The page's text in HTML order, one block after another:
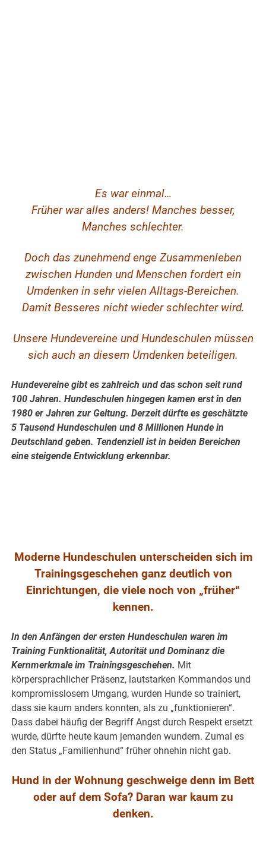
Es war einmal…
Früher war alles anders! Manches besser,
Manches schlechter.
Doch das zunehmend enge Zusammenleben
zwischen Hunden und Menschen fordert ein
Umdenken in sehr vielen Alltags-Bereichen.
Damit Besseres nicht wieder schlechter wird.
Unsere Hundevereine und Hundeschulen müssen
sich auch an diesem Umdenken beteiligen.
Hundevereine gibt es zahlreich und das schon seit rund
100 Jahren. Hundeschulen hingegen kamen erst in den
1980 er Jahren zur Geltung. Derzeit dürfte es geschätzte
5 Tausend Hundeschulen und 8 Millionen Hunde in
Deutschland geben. Tendenziell ist in beiden Bereichen
eine steigende Entwicklung erkennbar.
Moderne Hundeschulen unterscheiden sich im
Trainingsgeschehen ganz deutlich von
Einrichtungen, die viele noch von „früher“
kennen.
In den Anfängen der ersten Hundeschulen waren im
Training Funktionalität, Autorität und Dominanz die
Kernmerkmale im Trainingsgeschehen. Mit
körpersprachlicher Präsenz, lautstarken Kommandos und
kompromisslosem Umgang, wurden Hunde so trainiert,
dass sie kaum anders konnten, als zu „funktionieren“.
Dass dabei häufig der Begriff Angst durch Respekt ersetzt
wurde, dürfte heute kaum jemanden wundern. Zumal es
den Status „Familienhund“ früher ohnehin nicht gab.
Hund in der Wohnung geschweige denn im Bett
oder auf dem Sofa? Daran war kaum zu
denken.